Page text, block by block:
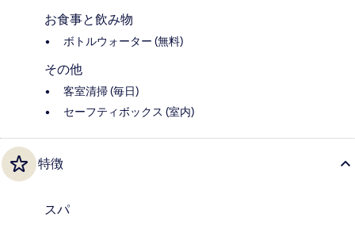
お食事と飲み物
ボトルウォーター (無料)
その他
客室清掃 (毎日)
セーフティボックス (室内)
特徴
スパ